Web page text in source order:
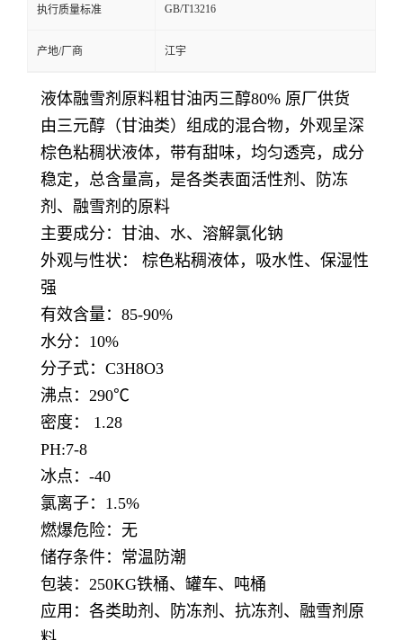
执行质量标准 GB/T13216
产地/厂商 江宇
液体融雪剂原料粗甘油丙三醇80% 原厂供货
由三元醇（甘油类）组成的混合物，外观呈深
棕色粘稠状液体，带有甜味，均匀透亮，成分
稳定，总含量高，是各类表面活性剂、防冻
剂、融雪剂的原料
主要成分：甘油、水、溶解氯化钠
外观与性状： 棕色粘稠液体，吸水性、保湿性
强
有效含量：85-90%
水分：10%
分子式：C3H8O3
沸点：290℃
密度： 1.28
PH:7-8
冰点：-40
氯离子：1.5%
燃爆危险：无
储存条件：常温防潮
包装：250KG铁桶、罐车、吨桶
应用：各类助剂、防冻剂、抗冻剂、融雪剂原